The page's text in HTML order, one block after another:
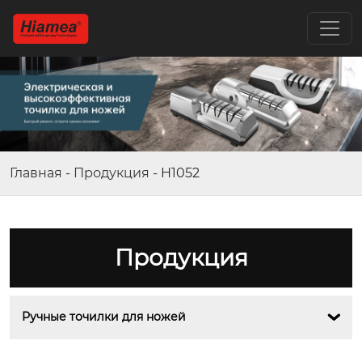
Главная - Продукция - H1052
Продукция
Ручные точилки для ножей 